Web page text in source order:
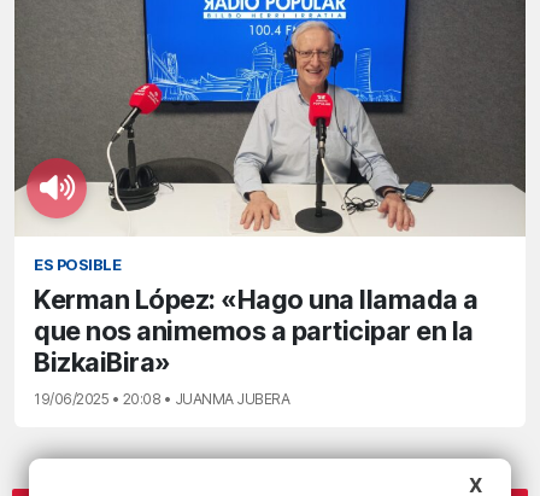
ES POSIBLE
Kerman López: «Hago una llamada a
que nos animemos a participar en la
BizkaiBira»
19/06/2025 • 20:08 • JUANMA JUBERA
X